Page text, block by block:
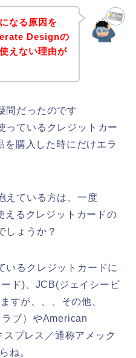
なる原因を
Designの
えない理由が
問だったのです
っているクレジットカー
を購入した時にだけエラ
えている方は、一度
るクレジットカードの
しょうか？
いるクレジットカードに
ド)、JCB(ジェイシービ
すが、、、その他、
ブ）やAmerican
プレス／通称アメック
ね。